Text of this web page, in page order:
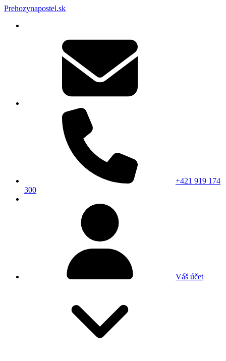
Prehozynapostel.sk
+421 919 174
300
Váš účet